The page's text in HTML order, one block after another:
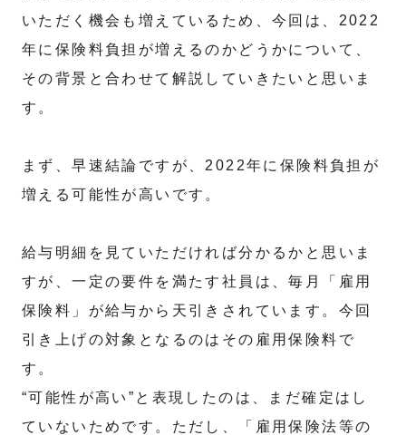
いただく機会も増えているため、今回は、2022
年に保険料負担が増えるのかどうかについて、
その背景と合わせて解説していきたいと思いま
す。
まず、早速結論ですが、2022年に保険料負担が
増える可能性が高いです。
給与明細を見ていただければ分かるかと思いま
すが、一定の要件を満たす社員は、毎月「雇用
保険料」が給与から天引きされています。今回
引き上げの対象となるのはその雇用保険料で
す。
“可能性が高い”と表現したのは、まだ確定はし
ていないためです。ただし、「雇用保険法等の